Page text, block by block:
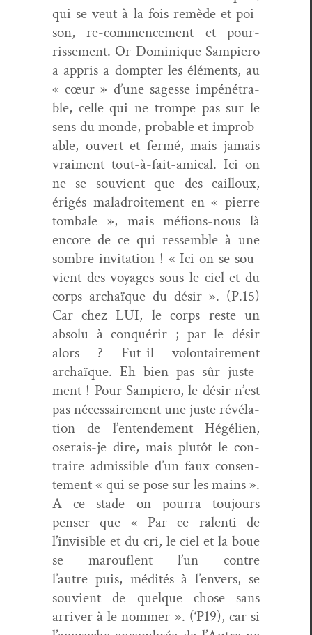
qui se veut à la fois remède et poi­
son, re-com­mence­ment et pour­
risse­ment. Or Dominique Sampiero
a appris a dompter les élé­ments, au
« cœur » d’une sagesse impéné­tra­
ble, celle qui ne trompe pas sur le
sens du monde, prob­a­ble et improb­
a­ble, ouvert et fer­mé, mais jamais
vrai­ment tout-à-fait-ami­cal. Ici on
ne se sou­vient que des cail­loux,
érigés mal­adroite­ment en « pierre
tombale », mais méfions-nous là
encore de ce qui ressem­ble à une
som­bre invi­ta­tion ! « Ici on se sou­
vient des voy­ages sous le ciel et du
corps archaïque du désir ». (P.15)
Car chez LUI, le corps reste un
absolu à con­quérir ; par le désir
alors ? Fut-il volon­taire­ment
archaïque. Eh bien pas sûr juste­
ment ! Pour Sampiero, le désir n’est
pas néces­saire­ment une juste révéla­
tion de l’entendement Hégélien,
oserais-je dire, mais plutôt le con­
traire admis­si­ble d’un faux con­sen­
te­ment « qui se pose sur les mains ».
A ce stade on pour­ra tou­jours
penser que « Par ce ralen­ti de
l’invisible et du cri, le ciel et la boue
se marou­flent l’un con­tre
l’autre puis, médités à l’envers, se
sou­vient de quelque chose sans
arriv­er à le nom­mer ». (‘P19), car si